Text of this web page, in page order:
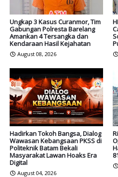
Ungkap 3 Kasus Curanmor, Tim
Gabungan Polresta Barelang
Amankan 4 Tersangka dan
Kendaraan Hasil Kejahatan
August 08, 2026
Hadirkan Tokoh Bangsa, Dialog
Wawasan Kebangsaan PKSS di
Politeknik Batam Bekali
Masyarakat Lawan Hoaks Era
Digital
August 04, 2026